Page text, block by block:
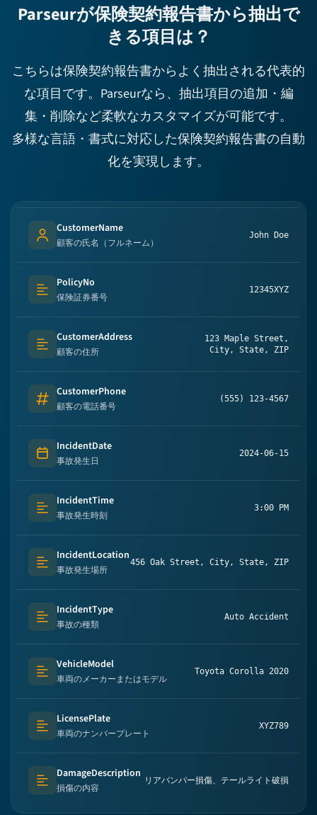
Parseurが保険契約報告書から抽出で
きる項目は？
こちらは保険契約報告書からよく抽出される代表的
な項目です。Parseurなら、抽出項目の追加・編
集・削除など柔軟なカスタマイズが可能です。
多様な言語・書式に対応した保険契約報告書の自動
化を実現します。
Person's name
CustomerName
顧客の氏名（フルネーム）
John Doe
Text (multi-lines)
PolicyNo
保険証券番号
12345XYZ
Text (multi-lines)
CustomerAddress
顧客の住所
123 Maple Street,
City, State, ZIP
Number
CustomerPhone
顧客の電話番号
(555) 123-4567
Date
IncidentDate
事故発生日
2024-06-15
Text (multi-lines)
IncidentTime
事故発生時刻
3:00 PM
Text (multi-lines)
IncidentLocation
事故発生場所
456 Oak Street, City, State, ZIP
Text (multi-lines)
IncidentType
事故の種類
Auto Accident
Text (multi-lines)
VehicleModel
車両のメーカーまたはモデル
Toyota Corolla 2020
Text (multi-lines)
LicensePlate
車両のナンバープレート
XYZ789
Text (multi-lines)
DamageDescription
損傷の内容
リアバンパー損傷、テールライト破損